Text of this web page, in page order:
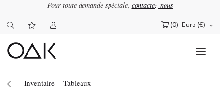
Pour toute demande spéciale, contactez-nous
(0) Euro (€)
Rechercher :
Inventaire Tableaux
Lettre d'information OΔK
J'accepte de recevoir la newsletter OAK